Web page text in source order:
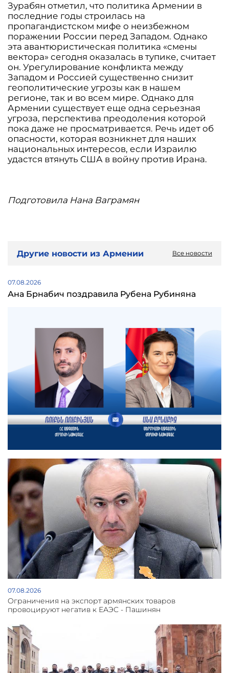
Зурабян отметил, что политика Армении в
последние годы строилась на
пропагандистском мифе о неизбежном
поражении России перед Западом. Однако
эта авантюристическая политика «смены
вектора» сегодня оказалась в тупике, считает
он. Урегулирование конфликта между
Западом и Россией существенно снизит
геополитические угрозы как в нашем
регионе, так и во всем мире. Однако для
Армении существует еще одна серьезная
угроза, перспектива преодоления которой
пока даже не просматривается. Речь идет об
опасности, которая возникнет для наших
национальных интересов, если Израилю
удастся втянуть США в войну против Ирана.
Подготовила Нана Ваграмян
Другие новости из Армении Все новости
07.08.2026
Ана Брнабич поздравила Рубена Рубиняна
07.08.2026
Oграничения на экспорт армянских товаров
провоцируют негатив к ЕАЭС - Пашинян